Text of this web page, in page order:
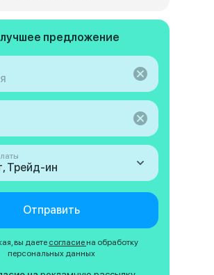
предложение
Трейд-ин
Отправить
вы даете согласие на обработку
персональных данных